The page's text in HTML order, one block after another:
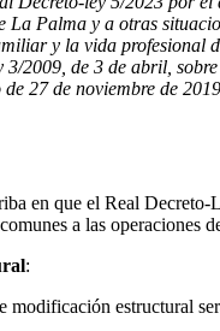
La Palma y a otras
y la vida profesional
3/2009, de 3 de abril,
27 de noviembre de
en que el Real Decreto-
a las operaciones
:
modificación estructural